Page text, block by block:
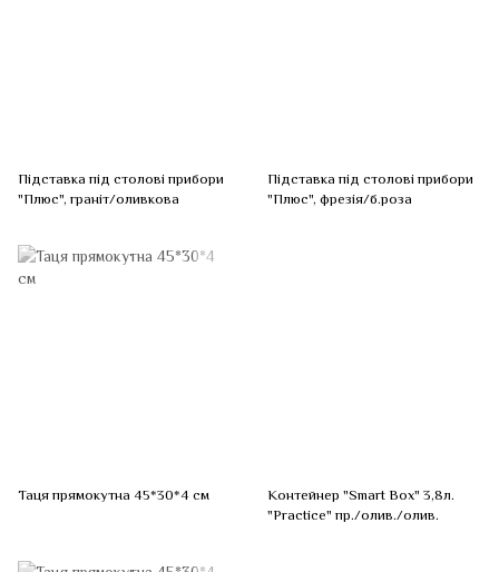
Підставка під столові прибори
"Плюс", граніт/оливкова
Підставка під столові прибори
"Плюс", фрезія/б.роза
Таця прямокутна 45*30*4 см
Контейнер "Smart Box" 3,8л.
"Practice" пр./олив./олив.